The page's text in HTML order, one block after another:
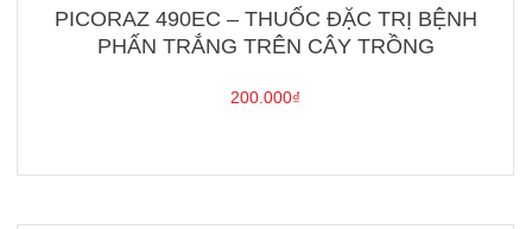
PICORAZ 490EC – THUỐC ĐẶC TRỊ BỆNH
PHẤN TRẮNG TRÊN CÂY TRỒNG
200.000₫